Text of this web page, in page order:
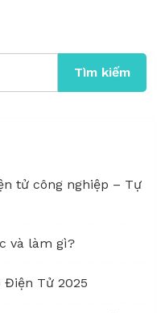
Tìm kiếm
tử công nghiệp – Tự
và làm gì?
Tử 2025